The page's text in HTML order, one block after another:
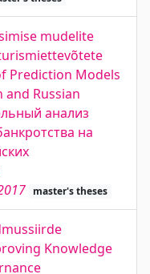
mudelite
Prediction Models
and Russian
анализ
на
master's theses
Knowledge